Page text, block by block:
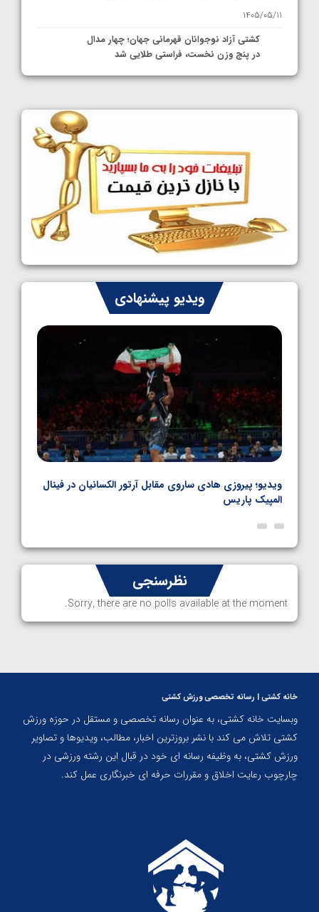
1405/05/11
کشتی آزاد نوجوانان قهرمانی جهان؛ چهار مدال
در پنج وزن نخست، فراستی طلایی شد
1405/05/11
کشتی آزاد نوجوانان جهان؛ رقبای نمایندگان
ایران مشخص شدند
1405/05/08
کشتی فرنگی نوجوانان جهان؛ سکوی تیمی
سوم برای ایران
1405/05/07
ایران چشم به راه چهار مدال در پنج وزن دوم
کشتی فرنگی نوجوانان جهان
1405/05/06
ویدیو پیشنهادی
ویدیو؛ پیروزی هادی ساروی مقابل آرتور الکسانیان در فینال
المپیک پاریس
نظرسنجی
Sorry, there are no polls available at the moment.
خانه کشتی | رسانه تخصصی ورزش کشتی
وبسایت خانه کشتی، به عنوان رسانه تخصصی و مستقل در حوزه ورزش
کشتی تلاش می کند با نشر بروزترین اخبار، مطالب، ویدیوها و تصاویر
ورزش کشتی، به وظیفه رسانه ای خود در قبال این رشته ورزشی در
چارچوب رعایت اخلاق و مقررات حرفه ای خبرنگاری عمل کند.